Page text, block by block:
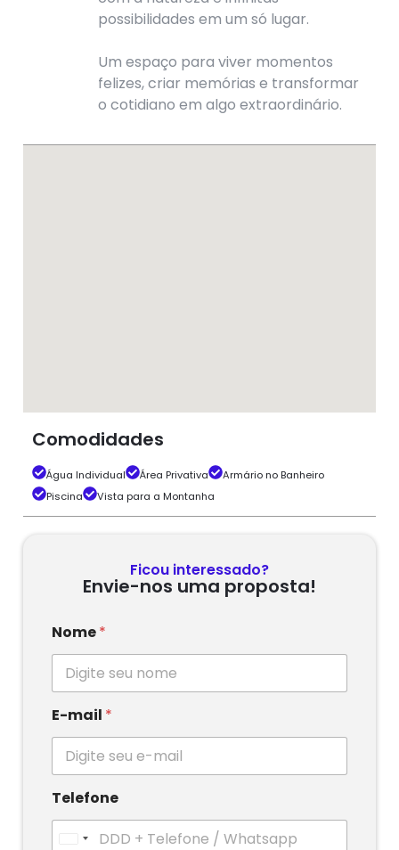
possibilidades em um só lugar.
Um espaço para viver momentos
felizes, criar memórias e transformar
o cotidiano em algo extraordinário.
Comodidades
Água Individual Área Privativa
Armário no Banheiro
Piscina
Vista para a Montanha
Ficou interessado?
Envie-nos uma proposta!
Nome*
E-mail *
Telefone